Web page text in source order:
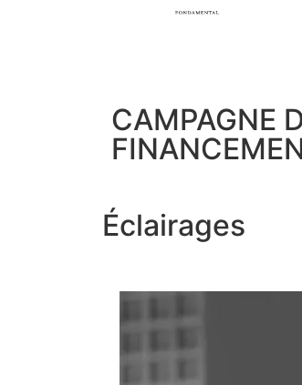
CAMPAGNE
Éclairages